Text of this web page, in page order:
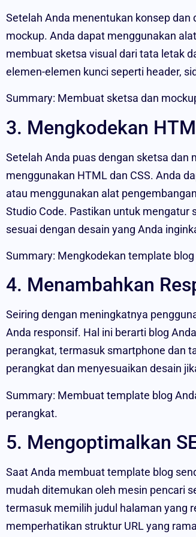
Setelah Anda menentukan konsep
mockup. Anda dapat menggunakan
membuat sketsa visual dari tata letak
elemen-elemen kunci seperti header,
Summary: Membuat sketsa dan
3. Mengkodekan
Setelah Anda puas dengan sketsa
menggunakan HTML dan CSS. Anda
atau menggunakan alat
Studio Code. Pastikan untuk mengatur
sesuai dengan desain yang Anda
Summary: Mengkodekan template
4. Menambahkan
Seiring dengan meningkatnya
Anda responsif. Hal ini berarti blog
perangkat, termasuk smartphone dan
perangkat dan menyesuaikan desain
Summary: Membuat template blog
perangkat.
5. Mengoptimalkan
Saat Anda membuat template blog
mudah ditemukan oleh mesin pencari
termasuk memilih judul halaman yang
memperhatikan struktur URL yang